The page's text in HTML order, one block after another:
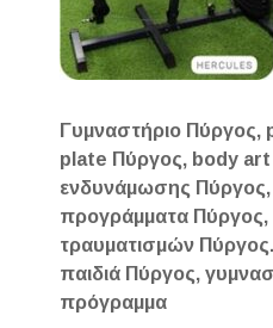
Γυμναστήριο
plate Πύργος, body
ενδυνάμωσης Πύργος,
προγράμματα
τραυματισμών
παιδιά Πύργος,
πρόγραμμα